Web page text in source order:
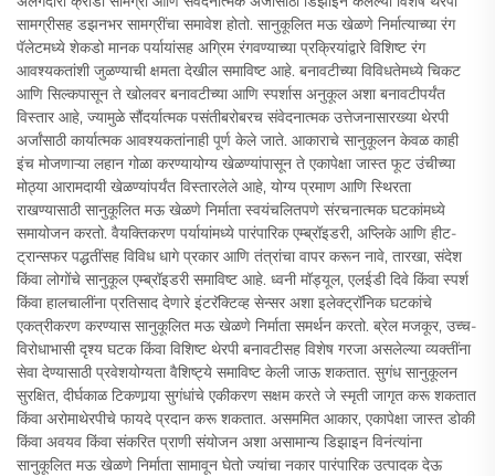
सामग्रीसह डझनभर सामग्रींचा समावेश होतो. सानुकूलित मऊ खेळणे निर्मात्याच्या रंग
पॅलेटमध्ये शेकडो मानक पर्यायांसह अग्रिम रंगवण्याच्या प्रक्रियांद्वारे विशिष्ट रंग
आवश्यकतांशी जुळण्याची क्षमता देखील समाविष्ट आहे. बनावटीच्या विविधतेमध्ये चिकट
आणि सिल्कपासून ते खोलवर बनावटीच्या आणि स्पर्शास अनुकूल अशा बनावटीपर्यंत
विस्तार आहे, ज्यामुळे सौंदर्यात्मक पसंतीबरोबरच संवेदनात्मक उत्तेजनासारख्या थेरपी
अर्जांसाठी कार्यात्मक आवश्यकतांनाही पूर्ण केले जाते. आकाराचे सानुकूलन केवळ काही
इंच मोजणाऱ्या लहान गोळा करण्यायोग्य खेळण्यांपासून ते एकापेक्षा जास्त फूट उंचीच्या
मोठ्या आरामदायी खेळण्यांपर्यंत विस्तारलेले आहे, योग्य प्रमाण आणि स्थिरता
राखण्यासाठी सानुकूलित मऊ खेळणे निर्माता स्वयंचलितपणे संरचनात्मक घटकांमध्ये
समायोजन करतो. वैयक्तिकरण पर्यायांमध्ये पारंपारिक एम्ब्रॉइडरी, अप्लिके आणि हीट-
ट्रान्सफर पद्धतींसह विविध धागे प्रकार आणि तंत्रांचा वापर करून नावे, तारखा, संदेश
किंवा लोगोंचे सानुकूल एम्ब्रॉइडरी समाविष्ट आहे. ध्वनी मॉड्यूल, एलईडी दिवे किंवा स्पर्श
किंवा हालचालींना प्रतिसाद देणारे इंटरॅक्टिव्ह सेन्सर अशा इलेक्ट्रॉनिक घटकांचे
एकत्रीकरण करण्यास सानुकूलित मऊ खेळणे निर्माता समर्थन करतो. ब्रेल मजकूर, उच्च-
विरोधाभासी दृश्य घटक किंवा विशिष्ट थेरपी बनावटीसह विशेष गरजा असलेल्या व्यक्तींना
सेवा देण्यासाठी प्रवेशयोग्यता वैशिष्ट्ये समाविष्ट केली जाऊ शकतात. सुगंध सानुकूलन
सुरक्षित, दीर्घकाळ टिकणार्‍या सुगंधांचे एकीकरण सक्षम करते जे स्मृती जागृत करू शकतात
किंवा अरोमाथेरपीचे फायदे प्रदान करू शकतात. असममित आकार, एकापेक्षा जास्त डोकी
किंवा अवयव किंवा संकरित प्राणी संयोजन अशा असामान्य डिझाइन विनंत्यांना
सानुकूलित मऊ खेळणे निर्माता सामावून घेतो ज्यांचा नकार पारंपारिक उत्पादक देऊ